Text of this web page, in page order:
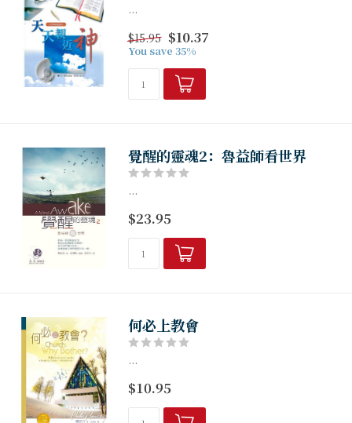
...
$15.95 $10.37
You save 35%
覺醒的靈魂2：魯益師看世界
...
$23.95
何必上教會
...
$10.95